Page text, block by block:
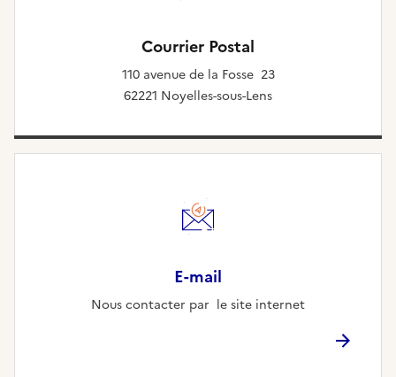
Courrier Postal
110 avenue de la Fosse 23
62221 Noyelles-sous-Lens
E-mail
Nous contacter par le site internet